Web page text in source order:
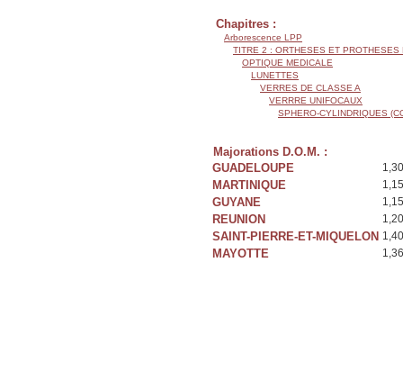
Chapitres :
Arborescence LPP
TITRE 2 : ORTHESES ET PROTHESES
OPTIQUE MEDICALE
LUNETTES
VERRES DE CLASSE A
VERRRE UNIFOCAUX
SPHERO-CYLINDRIQUES
Majorations D.O.M. :
GUADELOUPE
MARTINIQUE
GUYANE
REUNION
SAINT-PIERRE-ET-MIQUELON
MAYOTTE